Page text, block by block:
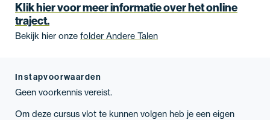
Klik hier voor meer informatie over het online
traject.
Bekijk hier onze folder Andere Talen
Instapvoorwaarden
Geen voorkennis vereist.
Om deze cursus vlot te kunnen volgen heb je een eigen